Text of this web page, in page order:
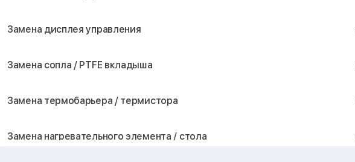
Замена дисплея управления
Замена сопла / PTFE вкладыша
Замена термобарьера / термистора
Замена нагревательного элемента / стола